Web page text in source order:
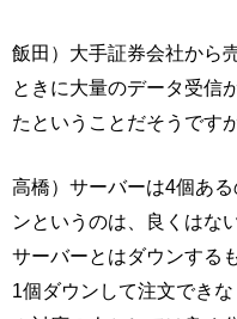
飯田）大手証券会社から
ときに大量のデータ受信
たということだそうですが
高橋）サーバーは4個あ
ンというのは、良くはな
サーバーとはダウンする
1個ダウンして注文でき